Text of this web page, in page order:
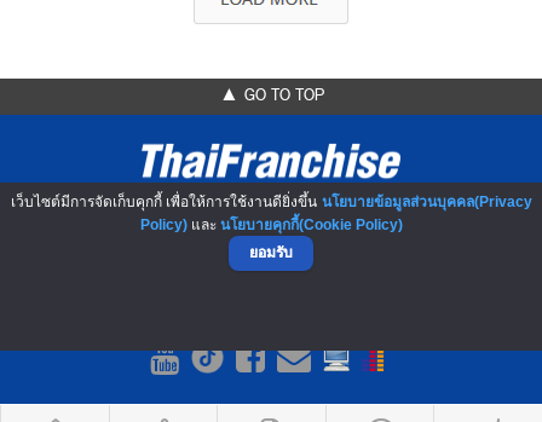
▲ GO TO TOP
เว็บไซต์มีการจัดเก็บคุกกี้ เพื่อให้การใช้งานดียิ่งขึ้น นโยบายข้อมูลส่วนบุคคล(Privacy
Policy)และ นโยบายคุกกี้(Cookie Policy)
ยอมรับ